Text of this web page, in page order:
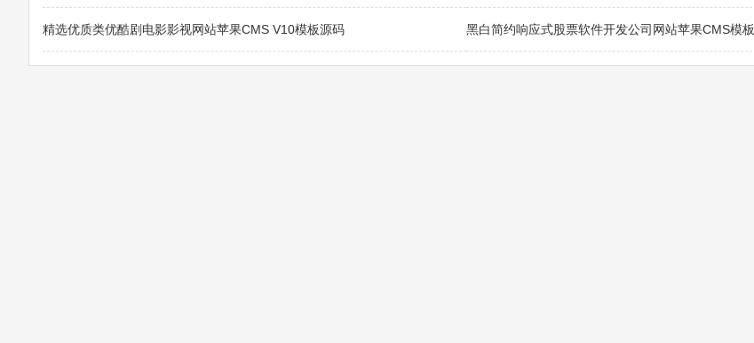
精选优质类优酷剧电影影视网站苹果CMS V10模板源码 黑白简约响应式股票软件开发公司网站苹果CMS模板